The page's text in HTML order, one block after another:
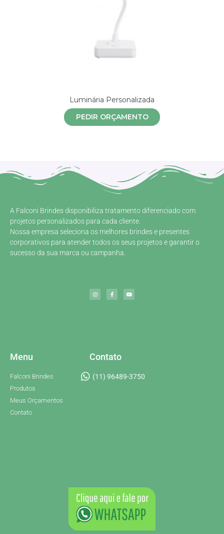
Luminária Personalizada
PEDIR ORÇAMENTO
A Falconi Brindes disponibiliza tratamento diferenciado com
projetos personalizados para cada cliente.
Nossa empresa seleciona os melhores brindes e presentes
corporativos para atender todos os seus projetos e garantir o
sucesso da sua marca ou campanha.
Menu
Falconi Brindes
Produtos
Meus Orçamentos
Contato
Contato
(11) 96489-3750